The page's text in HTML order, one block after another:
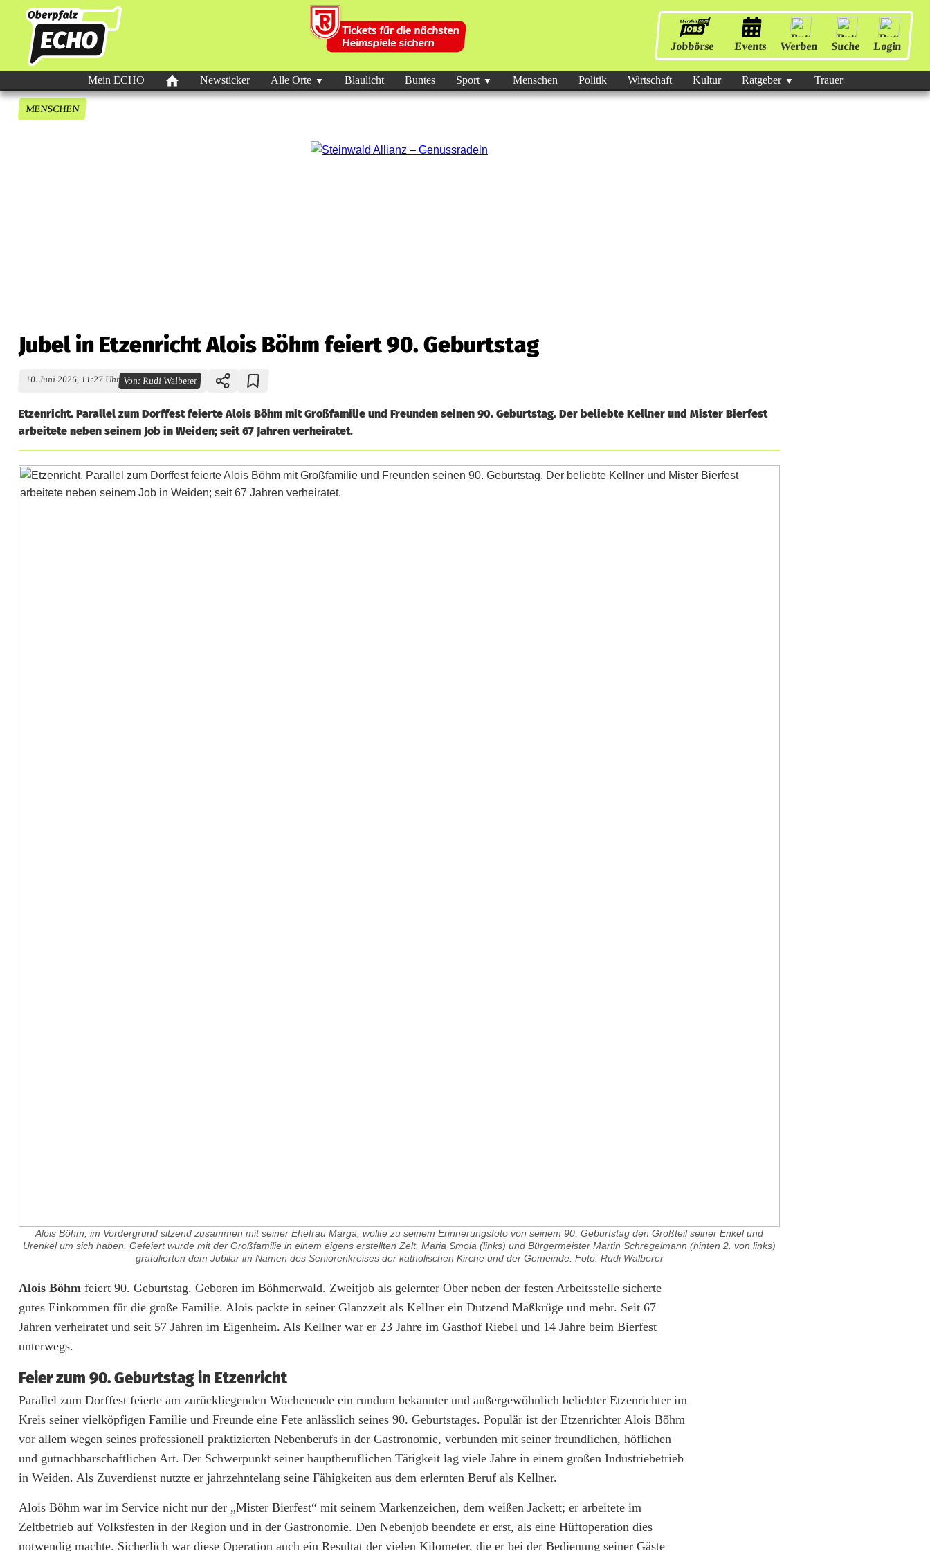
Jobbörse Events Werben Suche Login
Mein ECHO Newsticker Alle Orte Blaulicht Buntes Sport Menschen Politik Wirtschaft Kultur Ratgeber Trauer
MENSCHEN
Jubel in Etzenricht Alois Böhm feiert 90. Geburtstag
10. Juni 2026, 11:27 Uhr Von:Rudi Walberer
Etzenricht. Parallel zum Dorffest feierte Alois Böhm mit Großfamilie und Freunden seinen 90. Geburtstag. Der beliebte Kellner und Mister Bierfest
arbeitete neben seinem Job in Weiden; seit 67 Jahren verheiratet.
Alois Böhm, im Vordergrund sitzend zusammen mit seiner Ehefrau Marga, wollte zu seinem Erinnerungsfoto von seinem 90. Geburtstag den Großteil seiner Enkel und
Urenkel um sich haben. Gefeiert wurde mit der Großfamilie in einem eigens erstellten Zelt. Maria Smola (links) und Bürgermeister Martin Schregelmann (hinten 2. von links)
gratulierten dem Jubilar im Namen des Seniorenkreises der katholischen Kirche und der Gemeinde. Foto: Rudi Walberer
J
u
b
e
l
i
n
E
t
z
Alois Böhm feiert 90. Geburtstag. Geboren im Böhmerwald. Zweitjob als gelernter Ober neben der festen Arbeitsstelle sicherte
gutes Einkommen für die große Familie. Alois packte in seiner Glanzzeit als Kellner ein Dutzend Maßkrüge und mehr. Seit 67
Jahren verheiratet und seit 57 Jahren im Eigenheim. Als Kellner war er 23 Jahre im Gasthof Riebel und 14 Jahre beim Bierfest
unterwegs.
Feier zum 90. Geburtstag in Etzenricht
Parallel zum Dorffest feierte am zurückliegenden Wochenende ein rundum bekannter und außergewöhnlich beliebter Etzenrichter im
Kreis seiner vielköpfigen Familie und Freunde eine Fete anlässlich seines 90. Geburtstages. Populär ist der Etzenrichter Alois Böhm
vor allem wegen seines professionell praktizierten Nebenberufs in der Gastronomie, verbunden mit seiner freundlichen, höflichen
und gutnachbarschaftlichen Art. Der Schwerpunkt seiner hauptberuflichen Tätigkeit lag viele Jahre in einem großen Industriebetrieb
in Weiden. Als Zuverdienst nutzte er jahrzehntelang seine Fähigkeiten aus dem erlernten Beruf als Kellner.
Alois Böhm war im Service nicht nur der „Mister Bierfest“ mit seinem Markenzeichen, dem weißen Jackett; er arbeitete im
Zeltbetrieb auf Volksfesten in der Region und in der Gastronomie. Den Nebenjob beendete er erst, als eine Hüftoperation dies
notwendig machte. Sicherlich war diese Operation auch ein Resultat der vielen Kilometer, die er bei der Bedienung seiner Gäste